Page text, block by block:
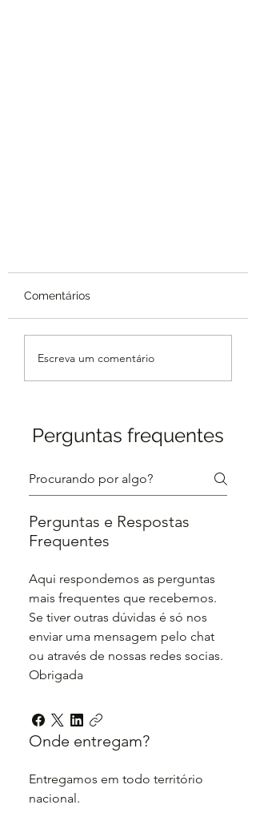
Comentários
Escreva um comentário
Perguntas frequentes
Perguntas e Respostas
Frequentes
Aqui respondemos as perguntas
mais frequentes que recebemos.
Se tiver outras dúvidas é só nos
enviar uma mensagem pelo chat
ou através de nossas redes socias.
Obrigada
Onde entregam?
Entregamos em todo território
nacional.